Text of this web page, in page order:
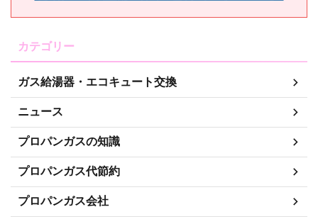
カテゴリー
ガス給湯器・エコキュート交換
ニュース
プロパンガスの知識
プロパンガス代節約
プロパンガス会社